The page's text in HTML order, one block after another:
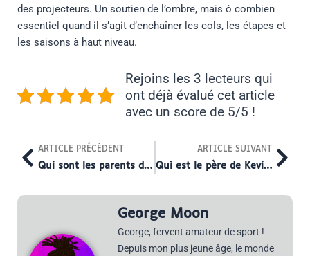
des projecteurs. Un soutien de l’ombre, mais ô combien
essentiel quand il s’agit d’enchaîner les cols, les étapes et
les saisons à haut niveau.
Rejoins les 3 lecteurs qui
ont déjà évalué cet article
avec un score de 5/5 !
ARTICLE PRÉCÉDENT
Qui sont les parents de Kevin Vauquelin ?
ARTICLE SUIVANT
Qui est le père de Kevin Vauquelin ?
George Moon
George, fervent amateur de sport !
Depuis mon plus jeune âge, le monde